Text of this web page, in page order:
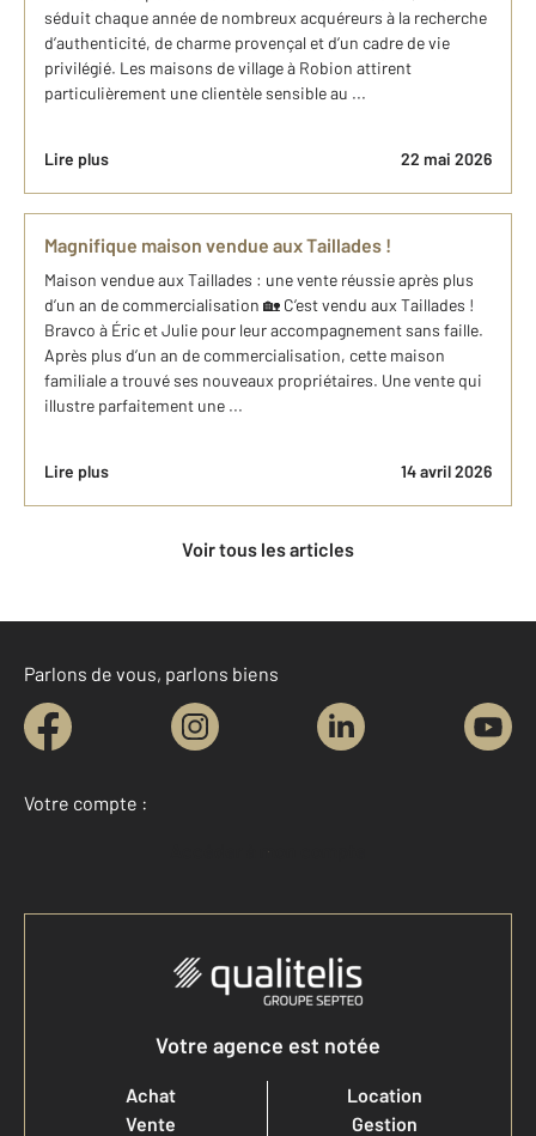
séduit chaque année de nombreux acquéreurs à la recherche
d’authenticité, de charme provençal et d’un cadre de vie
privilégié. Les maisons de village à Robion attirent
particulièrement une clientèle sensible au ...
Lire plus 22 mai 2026
Magnifique maison vendue aux Taillades !
Maison vendue aux Taillades : une vente réussie après plus
d’un an de commercialisation 🏡 C’est vendu aux Taillades !
Bravco à Éric et Julie pour leur accompagnement sans faille.
Après plus d’un an de commercialisation, cette maison
familiale a trouvé ses nouveaux propriétaires. Une vente qui
illustre parfaitement une ...
Lire plus 14 avril 2026
Voir tous les articles
Parlons de vous, parlons biens
Votre compte :
Accéder à mon compte
Votre agence est notée
Achat
Vente
Location
Gestion